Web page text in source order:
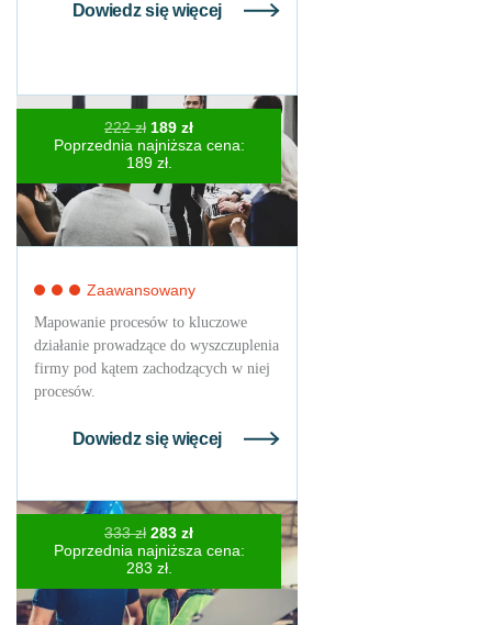
Dowiedz się więcej
Zaawansowany
Mapowanie procesów to kluczowe
działanie prowadzące do wyszczuplenia
firmy pod kątem zachodzących w niej
procesów.
Dowiedz się więcej
222zł Pierwotna
cena
wynosiła:
222 zł.
189 złAktualna
cena
189 zł.
Poprzednia najniższa cena:
189 zł.
333zł Pierwotna
cena
wynosiła:
333 zł.
283 złAktualna
cena
283 zł.
Poprzednia najniższa cena:
283 zł.